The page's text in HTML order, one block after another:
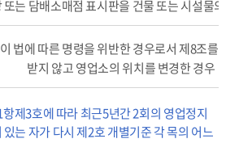
는 담배소매점 표시판을 건물 또는 시설물
법에 따른 명령을 위반한 경우로서 제8조를
받지 않고 영업소의 위치를 변경한 경우
제3호에 따라 최근5년간 2회의 영업정지
는 자가 다시 제2호 개별기준 각 목의 어느